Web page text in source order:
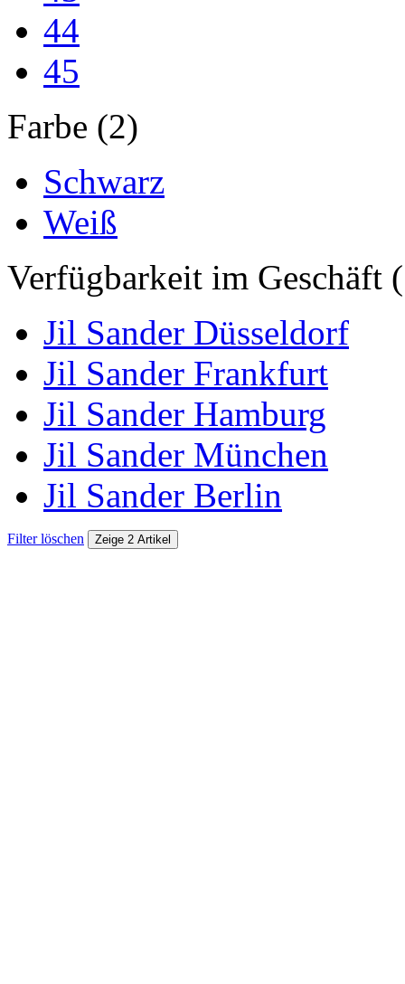
44
45
Farbe (2)
Schwarz
Weiß
Verfügbarkeit im Geschäft
Jil Sander Düsseldorf
Jil Sander Frankfurt
Jil Sander Hamburg
Jil Sander München
Jil Sander Berlin
Filter löschen Zeige 2 Artikel